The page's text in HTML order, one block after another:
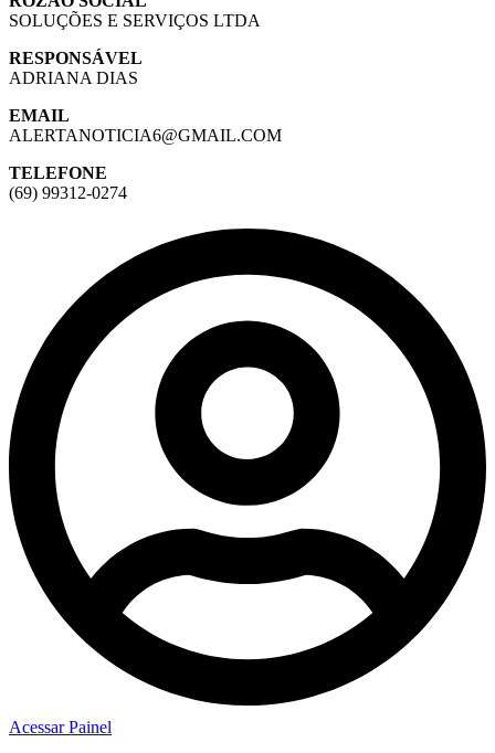
SOLUÇÕES E SERVIÇOS LTDA
RESPONSÁVEL
ADRIANA DIAS
EMAIL
ALERTANOTICIA6@GMAIL.COM
TELEFONE
(69) 99312-0274
Acessar Painel